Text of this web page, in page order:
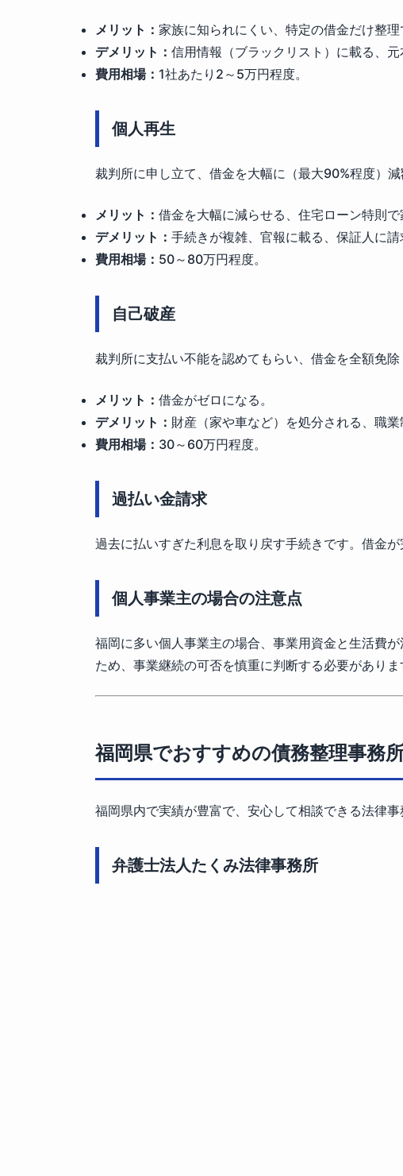
メリット： 家族に知られにくい、特定の借金だけ整理
デメリット： 信用情報（ブラックリスト）に載る、元
費用相場： 1社あたり2～5万円程度。
個人再生
裁判所に申し立て、借金を大幅に（最大90%程度）
メリット： 借金を大幅に減らせる、住宅ローン特則で
デメリット： 手続きが複雑、官報に載る、保証人に請
費用相場： 50～80万円程度。
自己破産
裁判所に支払い不能を認めてもらい、借金を全額免除
メリット： 借金がゼロになる。
デメリット： 財産（家や車など）を処分される、職業
費用相場： 30～60万円程度。
過払い金請求
過去に払いすぎた利息を取り戻す手続きです。借金
個人事業主の場合の注意点
福岡に多い個人事業主の場合、事業用資金と生活費
ため、事業継続の可否を慎重に判断する必要がありま
福岡県でおすすめの債務整理事務
福岡県内で実績が豊富で、安心して相談できる法律
弁護士法人たくみ法律事務所